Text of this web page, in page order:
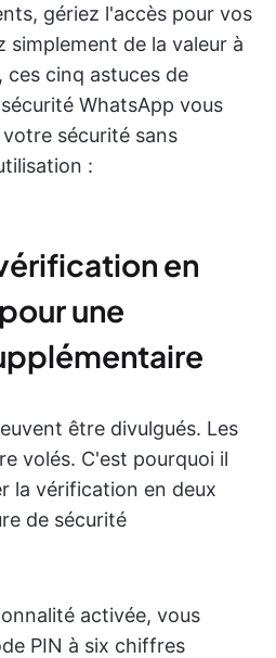
gériez l'accès pour vos
simplement de la valeur à
cinq astuces de
WhatsApp vous
sécurité sans
:
en
une
être divulgués. Les
volés. C'est pourquoi il
la vérification en deux
de sécurité
activée, vous
PIN à six chiffres